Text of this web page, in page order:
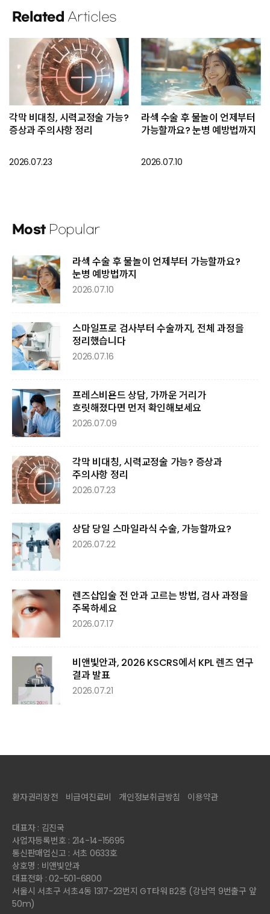
Related Articles
각막 비대칭, 시력교정술 가능?
증상과 주의사항 정리
2026.07.23
라섹 수술 후 물놀이 언제부터
가능할까요? 눈병 예방법까지
2026.07.10
Most Popular
라섹 수술 후 물놀이 언제부터 가능할까요?
눈병 예방법까지
2026.07.10
스마일프로 검사부터 수술까지, 전체 과정을
정리했습니다
2026.07.16
프레스비욘드 상담, 가까운 거리가
흐릿해졌다면 먼저 확인해보세요
2026.07.09
각막 비대칭, 시력교정술 가능? 증상과
주의사항 정리
2026.07.23
상담 당일 스마일라식 수술, 가능할까요?
2026.07.22
렌즈삽입술 전 안과 고르는 방법, 검사 과정을
주목하세요
2026.07.17
비앤빛안과, 2026 KSCRS에서 KPL 렌즈 연구
결과 발표
2026.07.21
환자권리장전 비급여진료비 개인정보취급방침 이용약관
대표자 : 김진국
사업자등록번호 : 214-14-15695
통신판매업신고 : 서초 0633호
상호명 : 비앤빛안과
대표전화 : 02-501-6800
서울시 서초구 서초4동 1317-23번지 GT타워 B2층 (강남역 9번출구 앞
50m)